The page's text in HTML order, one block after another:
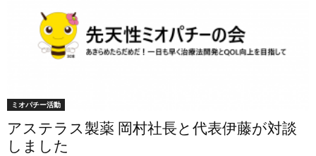
ミオパチー活動
アステラス製薬 岡村社長と代表伊藤が対談
しました